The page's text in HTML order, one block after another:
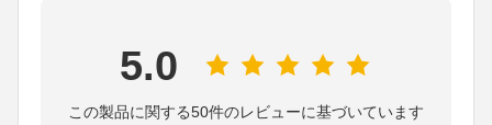
5.0
この製品に関する50件のレビューに基づいています